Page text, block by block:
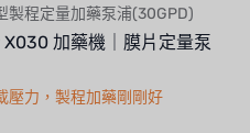
製程定量加藥泵浦(30GPD)
加藥機｜膜片定量泵
壓力，製程加藥剛剛好